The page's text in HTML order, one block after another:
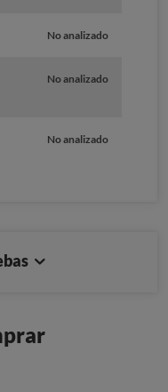
No analizado
No analizado
No analizado